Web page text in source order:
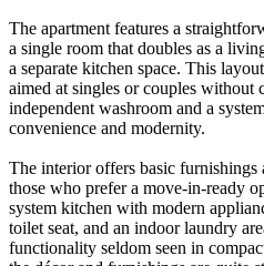
The apartment features a
a single room that doubles as a
a separate kitchen space. This
aimed at singles or couples without
independent washroom and a
convenience and modernity.
The interior offers basic
those who prefer a move-in-ready
system kitchen with modern
toilet seat, and an indoor laundry
functionality seldom seen in